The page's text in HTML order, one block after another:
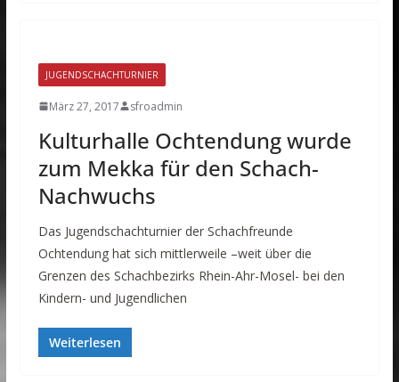
JUGENDSCHACHTURNIER
März 27, 2017 sfroadmin
Kulturhalle Ochtendung wurde
zum Mekka für den Schach-
Nachwuchs
Das Jugendschachturnier der Schachfreunde
Ochtendung hat sich mittlerweile –weit über die
Grenzen des Schachbezirks Rhein-Ahr-Mosel- bei den
Kindern- und Jugendlichen
Weiterlesen